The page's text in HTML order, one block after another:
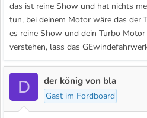
das ist reine Show und hat nichts
tun, bei deinem Motor wäre das der
es reine Show und dein Turbo
verstehen, lass das
D der könig von bla
Gast im Fordboard